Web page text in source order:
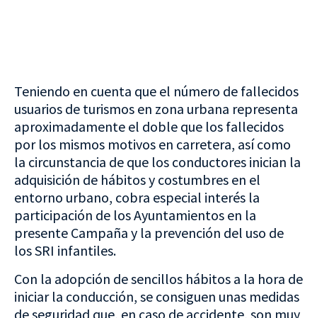
Teniendo en cuenta que el número de fallecidos
usuarios de turismos en zona urbana representa
aproximadamente el doble que los fallecidos
por los mismos motivos en carretera, así como
la circunstancia de que los conductores inician la
adquisición de hábitos y costumbres en el
entorno urbano, cobra especial interés la
participación de los Ayuntamientos en la
presente Campaña y la prevención del uso de
los SRI infantiles.
Con la adopción de sencillos hábitos a la hora de
iniciar la conducción, se consiguen unas medidas
de seguridad que, en caso de accidente, son muy